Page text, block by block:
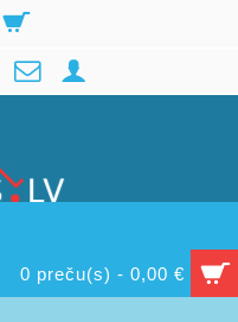
0 preču(s) - 0,00 €